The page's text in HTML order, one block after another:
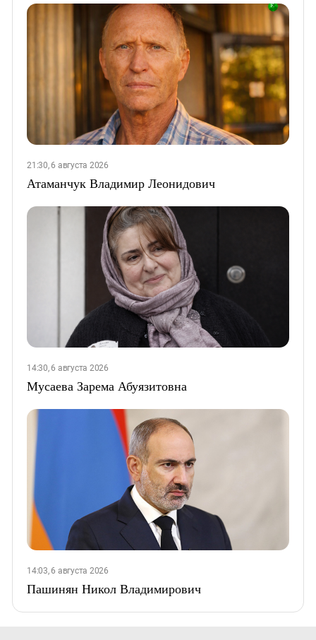
21:30, 6 августа 2026
Атаманчук Владимир Леонидович
14:30, 6 августа 2026
Мусаева Зарема Абуязитовна
14:03, 6 августа 2026
Пашинян Никол Владимирович